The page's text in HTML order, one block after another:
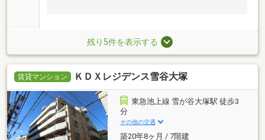
残り5件を表示する
賃貸マンション ＫＤＸレジデンス雪谷大塚
東急池上線 雪が谷大塚駅 徒歩3
分
その他の交通
築20年8ヶ月 / 7階建